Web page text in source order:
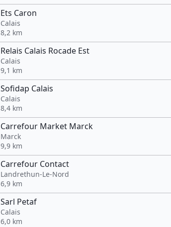
Ets Caron
Calais
8,2 km
Relais Calais Rocade Est
Calais
9,1 km
Sofidap Calais
Calais
8,4 km
Carrefour Market Marck
Marck
9,9 km
Carrefour Contact
Landrethun-Le-Nord
6,9 km
Sarl Petaf
Calais
6,0 km